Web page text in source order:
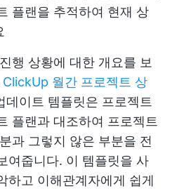
플랜을 추적하여 현재 상
행 상황에 대한 개요를 보
ClickUp 월간 프로젝트 상
데이트 템플릿은 프로젝트
플랜과 대조하여 프로젝트
과 그렇지 않은 부분을 전
여줍니다. 이 템플릿을 사
하고 이해관계자에게 쉽게